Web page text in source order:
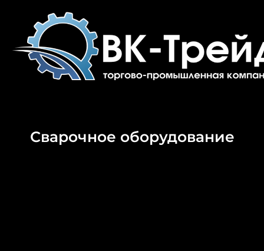
Перейти
содержимому
Сварочное оборудование